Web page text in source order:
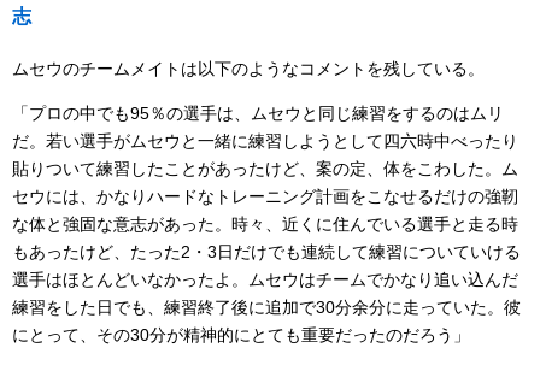
志
ムセウのチームメイトは以下のようなコメントを残している。
「プロの中でも95％の選手は、ムセウと同じ練習をするのはムリ
だ。若い選手がムセウと一緒に練習しようとして四六時中べったり
貼りついて練習したことがあったけど、案の定、体をこわした。ム
セウには、かなりハードなトレーニング計画をこなせるだけの強靭
な体と強固な意志があった。時々、近くに住んでいる選手と走る時
もあったけど、たった2・3日だけでも連続して練習についていける
選手はほとんどいなかったよ。ムセウはチームでかなり追い込んだ
練習をした日でも、練習終了後に追加で30分余分に走っていた。彼
にとって、その30分が精神的にとても重要だったのだろう」